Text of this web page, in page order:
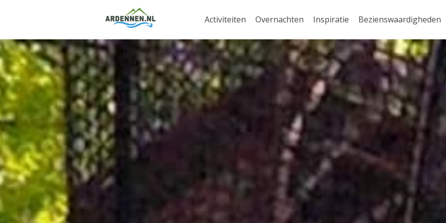
Activiteiten Overnachten Inspiratie Bezienswaardigheden